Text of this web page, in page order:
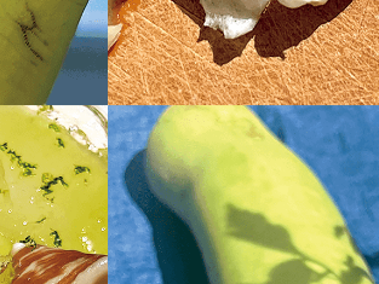
いた時間から解き放たれつつある世代の
を豊かに彩る『AdvancedTime』が発信する
実し、より速やかに、活用できる
」会員組織を設けました。
」会員に登録すると、プレゼント応募情報
ムな会員限定イベント、ブランドのエクス
テムの紹介など、特別なコンテンツ情報を